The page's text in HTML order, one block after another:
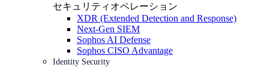
セキュリティオペレーション
XDR (Extended Detection and Response)
Next-Gen SIEM
Sophos AI Defense
Sophos CISO Advantage
Identity Security